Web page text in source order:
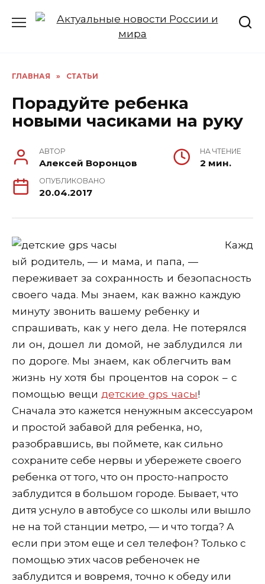
ГЛАВНАЯ » СТАТЬИ
Порадуйте ребенка
новыми часиками на руку
АВТОР
Алексей Воронцов
НА ЧТЕНИЕ
2 мин.
ОПУБЛИКОВАНО
20.04.2017
Кажд
ый родитель, — и мама, и папа, —
переживает за сохранность и безопасность
своего чада. Мы знаем, как важно каждую
минуту звонить вашему ребенку и
спрашивать, как у него дела. Не потерялся
ли он, дошел ли домой, не заблудился ли
по дороге. Мы знаем, как облегчить вам
жизнь ну хотя бы процентов на сорок – с
помощью вещи детские gps часы!
Сначала это кажется ненужным аксессуаром
и простой забавой для ребенка, но,
разобравшись, вы поймете, как сильно
сохраните себе нервы и убережете своего
ребенка от того, что он просто-напросто
заблудится в большом городе. Бывает, что
дитя уснуло в автобусе со школы или вышло
не на той станции метро, — и что тогда? А
если при этом еще и сел телефон? Только с
помощью этих часов ребеночек не
заблудится и вовремя, точно к обеду или